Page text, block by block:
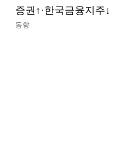
증권↑·한국금융지주↓
동향